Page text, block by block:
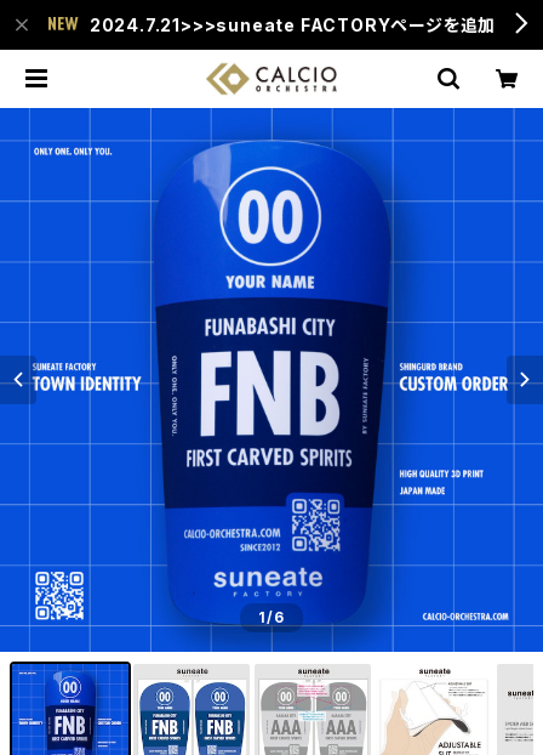
2024.7.21>>>suneate FACTORYページを追加
1/6